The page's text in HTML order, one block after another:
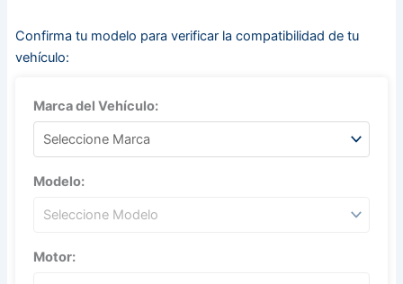
Confirma tu modelo para verificar la compatibilidad de tu
vehículo:
Marca del Vehículo:
Modelo:
Motor: